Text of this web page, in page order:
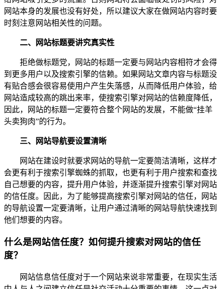
网站本身的发展也没有好处，所以建议大家在做网站内容时要
时刻注意网站相关性的问题。
二、网站标题要讲究真实性
拒绝做标题党，网站的标题一定要与网站内容相符才会得
到更多用户以及搜索引擎的信赖。如果网站文章内容与标题没
有贴合感会很容易使用户产生失落感，从而降低用户体验，给
网站造成较高的跳出来率，使搜索引擎对网站的信赖度降低，
因此，网站的标题一定要符合整个网站的发展，不能做“挂羊
头卖狗肉”的行为。
三、网站导航要设置清晰
网站在建设时就要求网站的导航一定要简洁清晰，这样才
会更有利于搜索引擎蜘蛛的抓取，也更有利于用户搜索和查找
自己想要的内容，提升用户体验，并逐渐提升搜索引擎对网站
的信任度。因此，为了能够提高搜索引擎对网站的信任，网站
的导航设置一定要清晰，让用户通过清晰的网站导航快速找到
他们想要的内容。
什么是网站信任度？如何提升搜索对网站的信任
度？
网站信息信任度对于一个网站来说非常重要，在现实生活